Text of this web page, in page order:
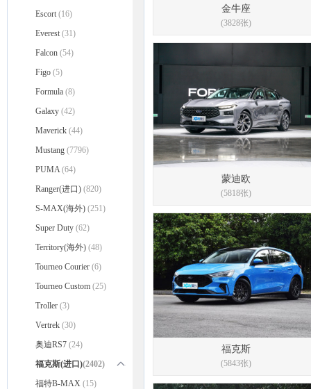
Escort (16)
Everest (31)
Falcon (54)
Figo (5)
Formula (8)
Galaxy (42)
Maverick (44)
Mustang (7796)
PUMA(64)
Ranger(进口) (820)
S-MAX(海外) (251)
Super Duty (62)
Territory(海外) (48)
Tourneo Courier (6)
Tourneo Custom (25)
Troller (3)
Vertrek (30)
奥迪RS7 (24)
福克斯(进口)(2402)
福克斯ST(停售)
福特B-MAX (15)
金牛座
(3828张)
蒙迪欧
(5818张)
福克斯
(5843张)